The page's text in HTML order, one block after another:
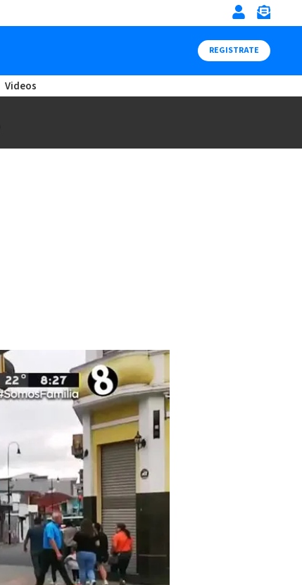
REGISTRATE
Videos